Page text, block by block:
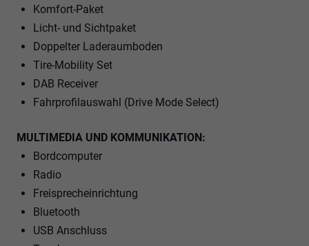
Komfort-Paket
Licht- und Sichtpaket
Doppelter Laderaumboden
Tire-Mobility Set
DAB Receiver
Fahrprofilauswahl (Drive Mode Select)
MULTIMEDIA UND KOMMUNIKATION:
Bordcomputer
Radio
Freisprecheinrichtung
Bluetooth
USB Anschluss